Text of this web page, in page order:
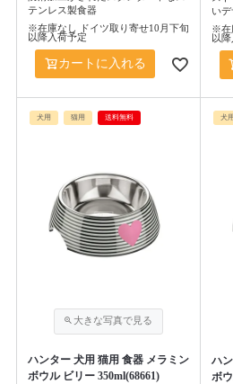
テンレス製食器
※在庫なし ドイツ取り寄せ10月下旬
以降入荷予定
カートに入れる
いデ
※在
以
犬用 猫用 送料無料
ハンター 犬用 猫用 食器 メラミン
ボウル ビリー 350ml(68661)
犬用
ハ
ボ